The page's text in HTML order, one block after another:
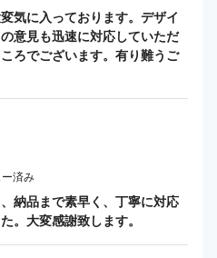
気に入っております。デザイ
意見も迅速に対応していただ
ろでございます。有り難うご
済み
納品まで素早く、丁寧に対応
。大変感謝致します。